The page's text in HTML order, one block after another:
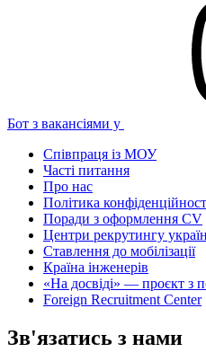
Бот з вакансіями у
Співпраця із МОУ
Часті питання
Про нас
Політика
Поради з оформлення CV
Центри рекрутингу
Ставлення до мобілізації
Країна інженерів
«На досвіді» — проєкт з
Foreign Recruitment Center
Зв'язатись з нами